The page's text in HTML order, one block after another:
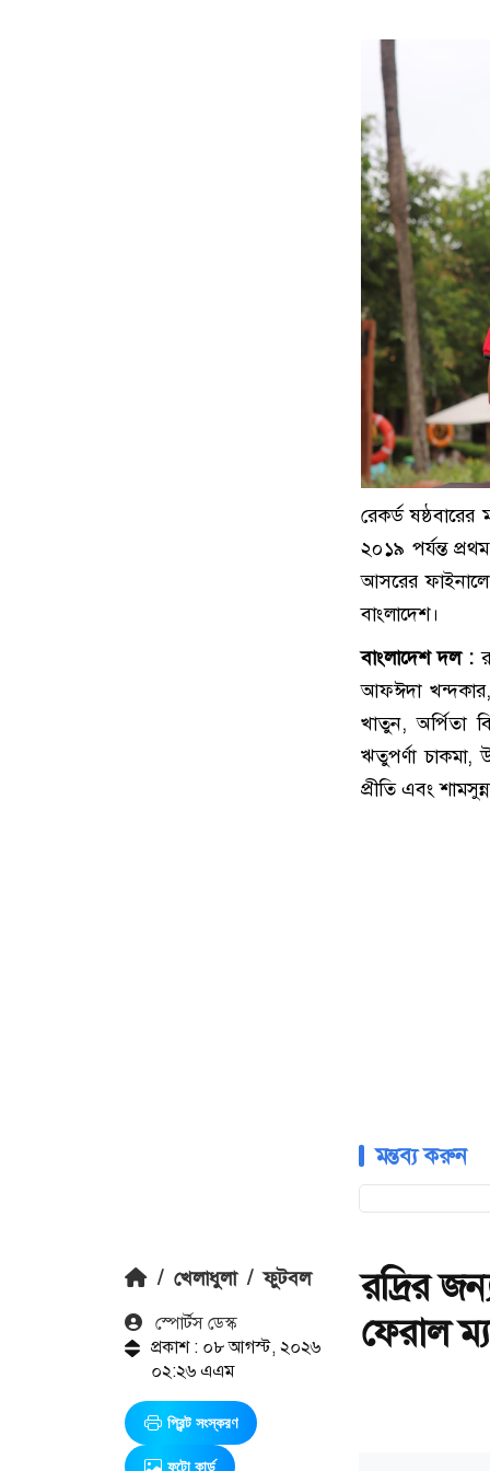
রেকর্ড
২০১৯ পর্যন্ত
আসরের
বাংলাদেশ।
বাংলাদেশ দল :
আফঈদা খন্দকার,
খাতুন, অর্পিতা
ঋতুপর্ণা চাকমা,
প্রীতি এবং
মন্তব্য করুন
/ খেলাধুলা / ফুটবল
স্পোর্টস ডেস্ক
প্রকাশ : ০৮ আগস্ট, ২০২৬
০২:২৬ এএম
প্রিন্ট সংস্করণ
ফটো কার্ড
রদ্রির
ফেরাল